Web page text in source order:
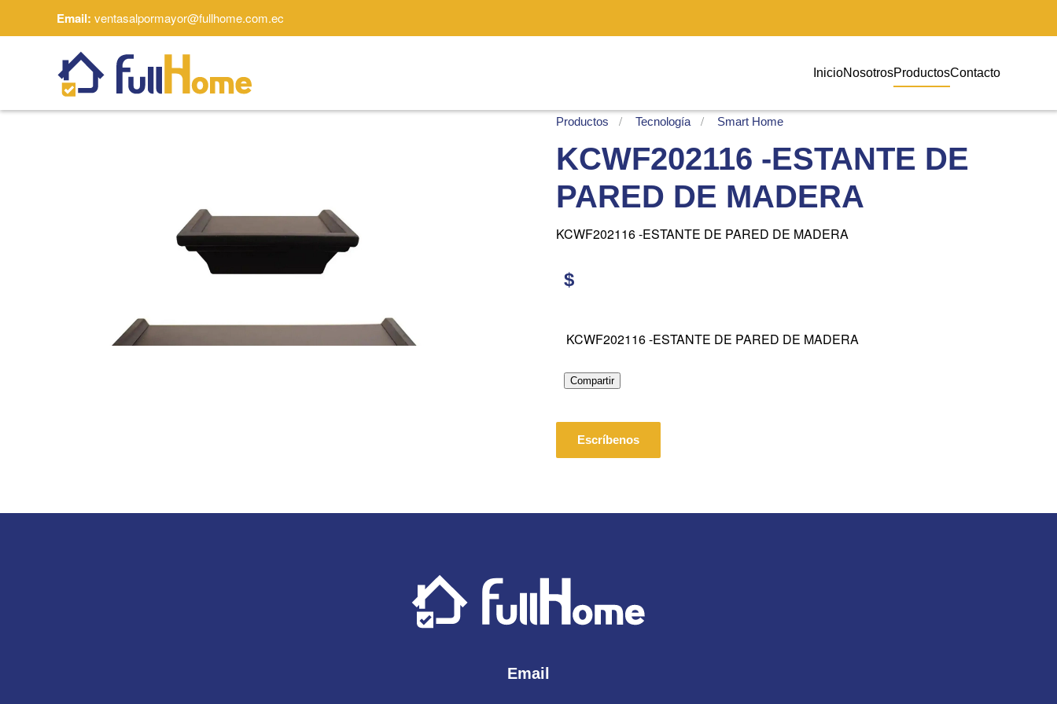
Email: ventasalpormayor@fullhome.com.ec
InicioNosotrosProductosContacto
Productos Tecnología Smart Home
KCWF202116 -ESTANTE DE
PARED DE MADERA
KCWF202116 -ESTANTE DE PARED DE MADERA
$
KCWF202116 -ESTANTE DE PARED DE MADERA
Compartir
Escríbenos
Email